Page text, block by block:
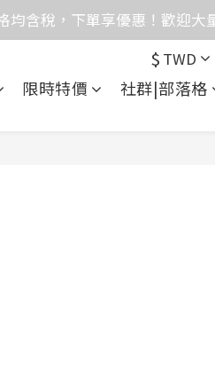
均含稅，下單享優惠！歡迎大
目前僅提供網路賣場服務，
異常，暫時無法正常接聽來
$ TWD
限時特價 社群|部落格